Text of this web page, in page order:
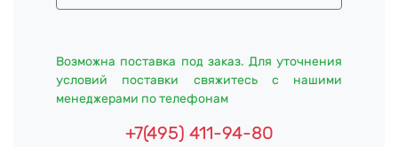
Возможна поставка под заказ. Для уточнения
условий поставки свяжитесь с нашими
менеджерами по телефонам
+7(495) 411-94-80